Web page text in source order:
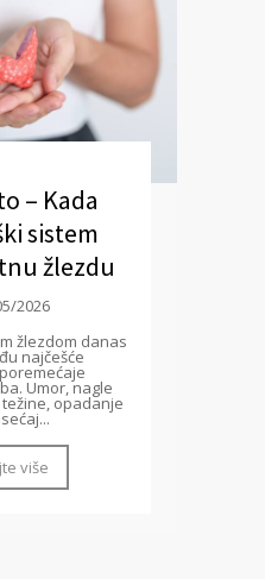
– Kada
sistem
žlezdu
2026
žlezdom danas
najčešće
Umor, nagle
opadanje
više